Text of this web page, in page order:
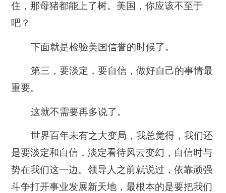
住，那母猪都能上了树。美国，你应该不至于
吧？
下面就是检验美国信誉的时候了。
第三，要淡定，要自信，做好自己的事情最
重要。
这就不需要再多说了。
世界百年未有之大变局，我总觉得， 我们还
是要淡定和自信，淡定看待风云变幻，自信时与
势在我们这一边。领导人之前就说过，依靠顽强
斗争打开事业发展新天地，最根本的是要把我们